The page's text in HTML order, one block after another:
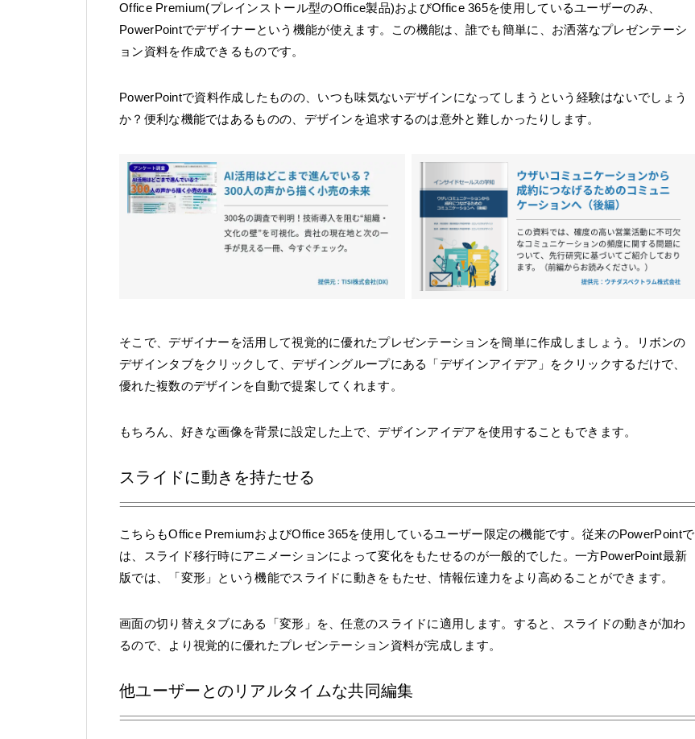
Office Premium(プレインストール型のOffice製品)およびOffice 365を使用しているユーザーのみ、
PowerPointでデザイナーという機能が使えます。この機能は、誰でも簡単に、お洒落なプレゼンテーシ
ョン資料を作成できるものです。
PowerPointで資料作成したものの、いつも味気ないデザインになってしまうという経験はないでしょう
か？便利な機能ではあるものの、デザインを追求するのは意外と難しかったりします。
そこで、デザイナーを活用して視覚的に優れたプレゼンテーションを簡単に作成しましょう。リボンの
デザインタブをクリックして、デザイングループにある「デザインアイデア」をクリックするだけで、
優れた複数のデザインを自動で提案してくれます。
もちろん、好きな画像を背景に設定した上で、デザインアイデアを使用することもできます。
スライドに動きを持たせる
こちらもOffice PremiumおよびOffice 365を使用しているユーザー限定の機能です。従来のPowerPointで
は、スライド移行時にアニメーションによって変化をもたせるのが一般的でした。一方PowerPoint最新
版では、「変形」という機能でスライドに動きをもたせ、情報伝達力をより高めることができます。
画面の切り替えタブにある「変形」を、任意のスライドに適用します。すると、スライドの動きが加わ
るので、より視覚的に優れたプレゼンテーション資料が完成します。
他ユーザーとのリアルタイムな共同編集